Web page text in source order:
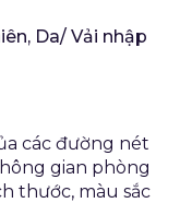
Da/ Vải nhập
các đường nét
gian phòng
thước, màu sắc